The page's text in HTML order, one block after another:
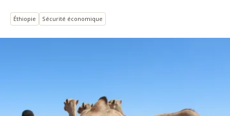
Éthiopie Sécurité économique